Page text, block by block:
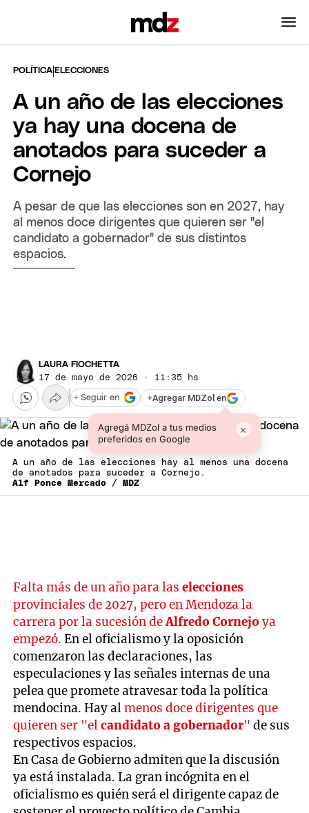
POLÍTICA |ELECCIONES
A un año de las elecciones
ya hay una docena de
anotados para suceder a
Cornejo
A pesar de que las elecciones son en 2027, hay
al menos doce dirigentes que quieren ser "el
candidato a gobernador" de sus distintos
espacios.
LAURA FIOCHETTA
17 de mayo de 2026 · 11:35 hs
+Agregar MDZol en
Agregá MDZol a tus medios
preferidos en Google
×
+ Seguir en
A un año de las elecciones hay al menos una docena
de anotados para suceder a Cornejo.
Alf Ponce Mercado / MDZ
Falta más de un año para las elecciones
provinciales de 2027, pero en Mendoza la
carrera por la sucesión deAlfredo Cornejoya
empezó. En el oficialismo y la oposición
comenzaron las declaraciones, las
especulaciones y las señales internas de una
pelea que promete atravesar toda la política
mendocina. Hay almenos doce dirigentes que
quieren ser "elcandidato a gobernador"de sus
respectivos espacios.
En Casa de Gobierno admiten que la discusión
ya está instalada. La gran incógnita en el
oficialismo es quién será el dirigente capaz de